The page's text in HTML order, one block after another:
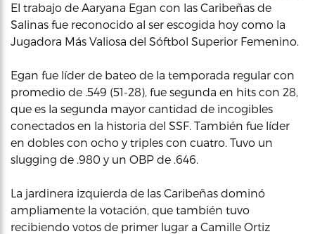
El trabajo de Aaryana Egan con las Caribeñas de
Salinas fue reconocido al ser escogida hoy como la
Jugadora Más Valiosa del Sóftbol Superior Femenino.
Egan fue líder de bateo de la temporada regular con
promedio de .549 (51-28), fue segunda en hits con 28,
que es la segunda mayor cantidad de incogibles
conectados en la historia del SSF. También fue líder
en dobles con ocho y triples con cuatro. Tuvo un
slugging de .980 y un OBP de .646.
La jardinera izquierda de las Caribeñas dominó
ampliamente la votación, que también tuvo
recibiendo votos de primer lugar a Camille Ortiz